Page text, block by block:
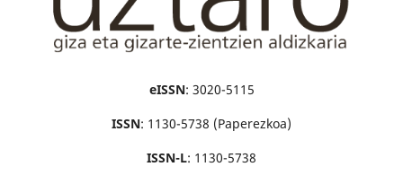
eISSN: 3020-5115
ISSN: 1130-5738 (Paperezkoa)
ISSN-L: 1130-5738